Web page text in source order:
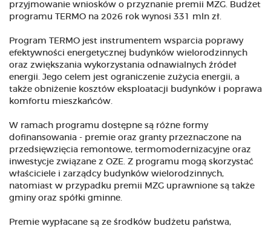
przyjmowanie wniosków o przyznanie premii MZG. Budżet
programu TERMO na 2026 rok wynosi 331 mln zł.
Program TERMO jest instrumentem wsparcia poprawy
efektywności energetycznej budynków wielorodzinnych
oraz zwiększania wykorzystania odnawialnych źródeł
energii. Jego celem jest ograniczenie zużycia energii, a
także obniżenie kosztów eksploatacji budynków i poprawa
komfortu mieszkańców.
W ramach programu dostępne są różne formy
dofinansowania - premie oraz granty przeznaczone na
przedsięwzięcia remontowe, termomodernizacyjne oraz
inwestycje związane z OZE. Z programu mogą skorzystać
właściciele i zarządcy budynków wielorodzinnych,
natomiast w przypadku premii MZG uprawnione są także
gminy oraz spółki gminne.
Premie wypłacane są ze środków budżetu państwa,